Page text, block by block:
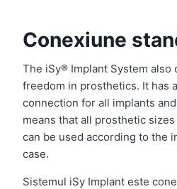
Conexiune
The iSy® Implant System also
freedom in prosthetics. It has
connection for all implants
means that all prosthetic
can be used according to the
case.
Sistemul iSy Implant este